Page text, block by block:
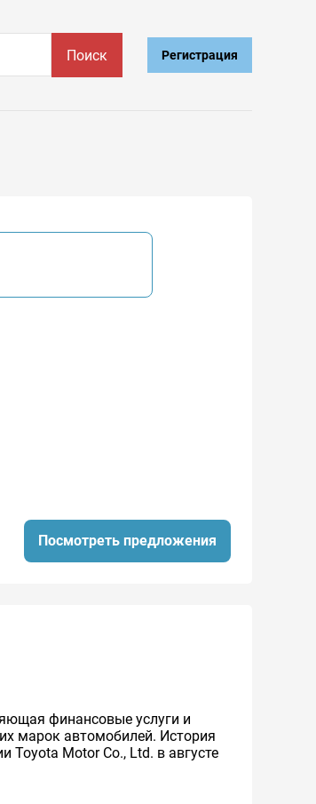
Поиск Регистрация
Посмотреть предложения
финансовые услуги и
марок автомобилей. История
Toyota Motor Co., Ltd. в августе